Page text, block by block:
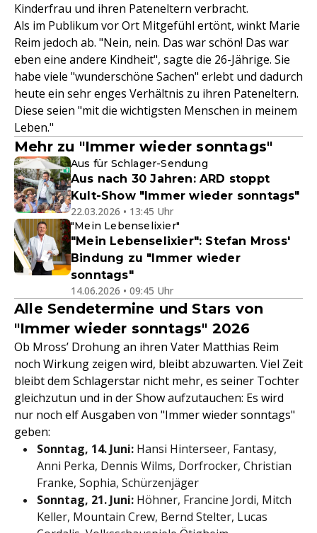
Kinderfrau und ihren Pateneltern verbracht.
Als im Publikum vor Ort Mitgefühl ertönt, winkt Marie
Reim jedoch ab. "Nein, nein. Das war schön! Das war
eben eine andere Kindheit", sagte die 26-Jährige. Sie
habe viele "wunderschöne Sachen" erlebt und dadurch
heute ein sehr enges Verhältnis zu ihren Pateneltern.
Diese seien "mit die wichtigsten Menschen in meinem
Leben."
Mehr zu "Immer wieder sonntags"
Aus für Schlager-Sendung
Aus nach 30 Jahren: ARD stoppt
Kult-Show "Immer wieder sonntags"
22.03.2026 • 13:45 Uhr
"Mein Lebenselixier"
"Mein Lebenselixier": Stefan Mross'
Bindung zu "Immer wieder
sonntags"
14.06.2026 • 09:45 Uhr
Alle Sendetermine und Stars von
"Immer wieder sonntags" 2026
Ob Mross’ Drohung an ihren Vater Matthias Reim
noch Wirkung zeigen wird, bleibt abzuwarten. Viel Zeit
bleibt dem Schlagerstar nicht mehr, es seiner Tochter
gleichzutun und in der Show aufzutauchen: Es wird
nur noch elf Ausgaben von "Immer wieder sonntags"
geben:
Sonntag, 14. Juni: Hansi Hinterseer, Fantasy,
Anni Perka, Dennis Wilms, Dorfrocker, Christian
Franke, Sophia, Schürzenjäger
Sonntag, 21. Juni: Höhner, Francine Jordi, Mitch
Keller, Mountain Crew, Bernd Stelter, Lucas